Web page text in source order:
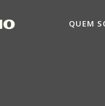
QUEM